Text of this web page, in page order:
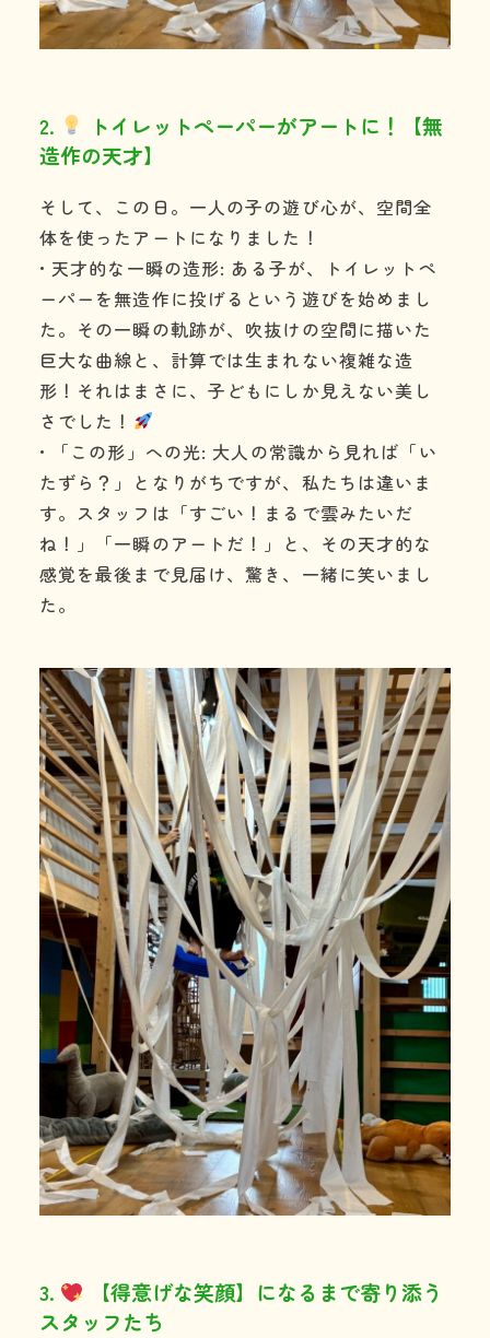
2.
トイレットペーパーがアートに！【無
造作の天才】
そして、この日。一人の子の遊び心が、空間全
体を使ったアートになりました！
• 天才的な一瞬の造形: ある子が、トイレットペ
ーパーを無造作に投げるという遊びを始めまし
た。その一瞬の軌跡が、吹抜けの空間に描いた
巨大な曲線と、計算では生まれない複雑な造
形！それはまさに、子どもにしか見えない美し
さでした！
• 「この形」への光: 大人の常識から見れば「い
たずら？」となりがちですが、私たちは違いま
す。スタッフは「すごい！まるで雲みたいだ
ね！」「一瞬のアートだ！」と、その天才的な
感覚を最後まで見届け、驚き、一緒に笑いまし
た。
3.
【得意げな笑顔】になるまで寄り添う
スタッフたち